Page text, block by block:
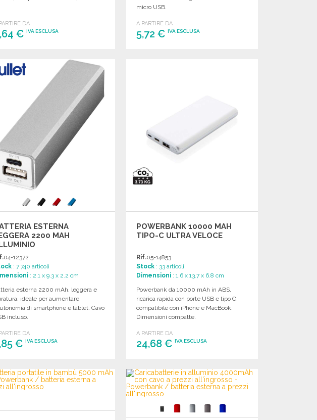
DA
€IVA ESCLUSA
Richiedi un preventivo
micro USB.
A PARTIRE DA
5,72 €IVA ESCLUSA
ESTERNA
2200 MAH
04-12372
: 7 740 articoli
: 2.1 x 9.3 x 2.2 cm
esterna 2200 mAh, leggera e
ideale per aumentare
di smartphone e tablet. Cavo
incluso.
DA
€IVA ESCLUSA
Richiedi un preventivo
POWERBANK 10000 MAH
TIPO-C ULTRA VELOCE
Rif.05-14853
Stock : 33 articoli
Dimensioni : 1.6 x 13.7 x 6.8 cm
Powerbank da 10000 mAh in ABS,
ricarica rapida con porte USB e tipo C,
compatibile con iPhone e MacBook.
Dimensioni compatte.
A PARTIRE DA
24,68 €IVA ESCLUSA
Richiedi un preventivo